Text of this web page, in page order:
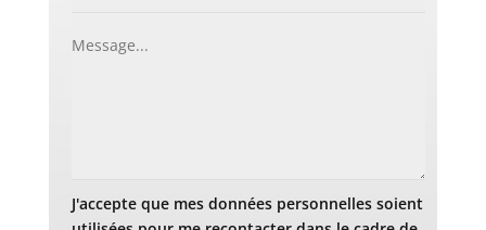
J'accepte que mes données personnelles soient